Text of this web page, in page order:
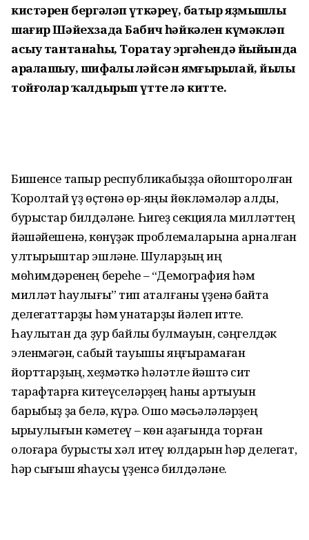
кистәрен бергәләп үткәреү, батыр яҙмышлы
шағир Шәйехзада Бабич һәйкәлен күмәкләп
асыу тантанаһы, Торатау эргәһендә йыйында
аралашыу, шифалы ләйсән ямғырылай, йылы
тойғолар ҡалдырып үтте лә китте.
Бишенсе тапҡыр республикабыҙҙа ойошторолған
Ҡоролтай үҙ өҫтөнә өр-яңы йөкләмәләр алды,
бурыстар билдә­ләне. Һигеҙ секцияла милләттең
йәшә­йе­шенә, көнүҙәк проблемаларына арнал­ған
ултырыштар эшләне. Шулар­ҙың иң
мөһимдәренең береһе – “Демография һәм
милләт һаулығы” тип аталғаны үҙенә байтаҡ
делегаттарҙы һәм ҡунаҡтарҙы йәлеп итте.
Һаулыҡтан да ҙур байлыҡ булмауын, сәңгелдәк
эленмәгән, сабый тауышы яңғырамаған
йорттарҙың, хеҙмәткә һәләтле йәштә сит
тарафтарға китеүселәрҙең һаны артыуын
барыбыҙ ҙа белә, күрә. Ошо мәсьәләләрҙең
ҡырҡыулығын кәметеү – көн ҡаҙағында торған
олоғара бурысты хәл итеү юлдарын һәр делегат,
һәр сығыш яһаусы үҙенсә билдәләне.